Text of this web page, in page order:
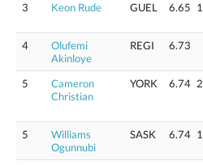
3 Keon Rude GUEL 6.65 1
4
Olufemi
Akinloye
REGI 6.73
5
Cameron
Christian
YORK 6.74 2
5
Williams
Ogunnubi
SASK 6.74 1